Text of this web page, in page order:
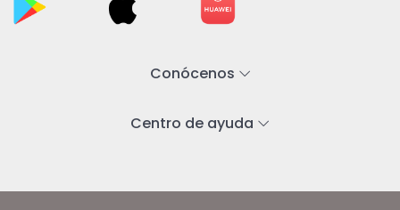
Conócenos
Centro de ayuda